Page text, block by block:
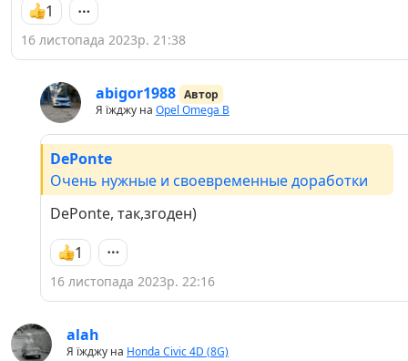
1
16 листопада 2023р. 21:38
abigor1988 Автор
Я їжджу на Opel Omega B
DePonte
Очень нужные и своевременные доработки
DePonte, так,згоден)
1
16 листопада 2023р. 22:16
alah
Я їжджу на Honda Civic 4D (8G)